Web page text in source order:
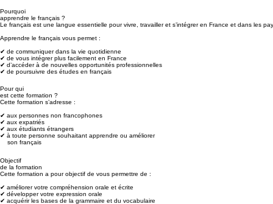
Pourquoi
apprendre le français ?
Le français est une langue essentielle pour vivre, travailler et s’intégrer en France et dans les
Apprendre le français vous permet :
✔ de communiquer dans la vie quotidienne
✔ de vous intégrer plus facilement en France
✔ d’accéder à de nouvelles opportunités professionnelles
Pour qui
est cette formation ?
Cette formation s’adresse :
✔ aux personnes non francophones
✔ aux expatriés
✔ aux étudiants étrangers
✔ à toute personne souhaitant apprendre ou améliorer
Objectif
Cette formation a pour objectif de vous permettre de
✔ améliorer votre compréhension orale et écrite